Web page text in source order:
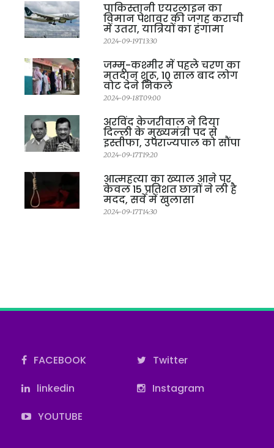
पाकिस्तानी एयरलाइन का
विमान पेशावर की जगह कराची
में उतरा, यात्रियों का हंगामा
2024-09-19T13:30
जम्मू-कश्मीर में पहले चरण का
मतदान शुरू, 10 साल बाद लोग
वोट देने निकले
2024-09-18T09:00
अरविंद केजरीवाल ने दिया
दिल्ली के मुख्यमंत्री पद से
इस्तीफा, उपराज्यपाल को सौंपा
2024-09-17T19:20
आत्महत्या का ख्याल आने पर
केवल 15 प्रतिशत छात्रों ने ली है
मदद, सर्वे में खुलासा
2024-09-17T14:30
FACEBOOK
Twitter
linkedin
Instagram
YOUTUBE